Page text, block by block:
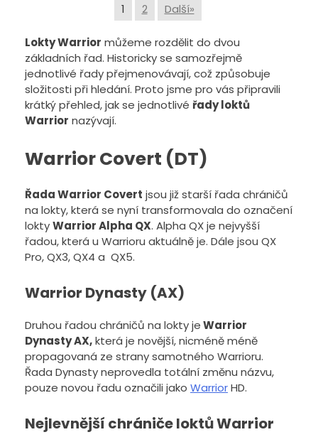
1 2 Další»
Lokty Warrior můžeme rozdělit do dvou
základních řad. Historicky se samozřejmě
jednotlivé řady přejmenovávají, což způsobuje
složitosti při hledání. Proto jsme pro vás připravili
krátký přehled, jak se jednotlivé řady loktů
Warrior nazývají.
Warrior Covert (DT)
Řada Warrior Covert jsou již starší řada chráničů
na lokty, která se nyní transformovala do označení
loktyWarrior Alpha QX. Alpha QX je nejvyšší
řadou, která u Warrioru aktuálně je. Dále jsou QX
Pro, QX3, QX4 a QX5.
Warrior Dynasty (AX)
Druhou řadou chráničů na lokty jeWarrior
Dynasty AX,která je novější, nicméně méně
propagovaná ze strany samotného Warrioru.
Řada Dynasty neprovedla totální změnu názvu,
pouze novou řadu označili jako WarriorHD.
Nejlevnější chrániče loktů Warrior